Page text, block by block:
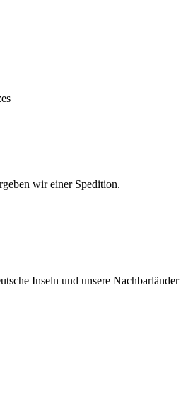
wir einer Spedition.
Inseln und unsere